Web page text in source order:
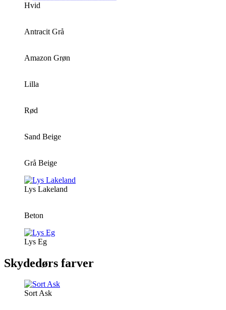
Hvid
Antracit Grå
Amazon Grøn
Lilla
Rød
Sand Beige
Grå Beige
Lys Lakeland
Beton
Lys Eg
Skydedørs farver
Sort Ask